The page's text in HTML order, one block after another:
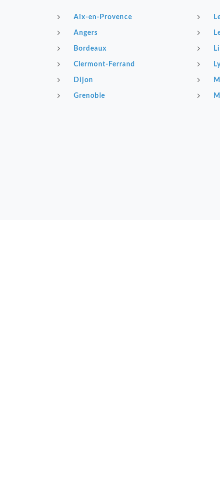
Aix-en-Provence
Angers
Bordeaux
Clermont-Ferrand
Dijon
Grenoble